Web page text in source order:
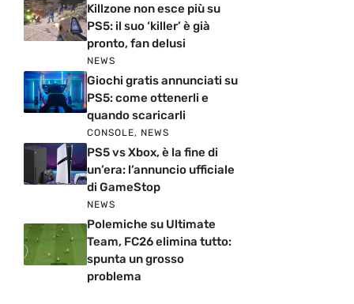
Killzone non esce più su
PS5: il suo ‘killer’ è già
pronto, fan delusi
NEWS
Giochi gratis annunciati su
PS5: come ottenerli e
quando scaricarli
CONSOLE, NEWS
PS5 vs Xbox, è la fine di
un’era: l’annuncio ufficiale
di GameStop
NEWS
Polemiche su Ultimate
Team, FC26 elimina tutto:
spunta un grosso
problema